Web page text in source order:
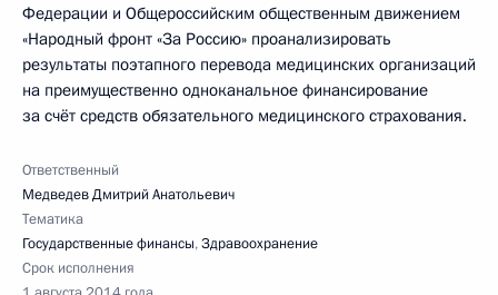
Федерации и Общероссийским общественным движением
«Народный фронт «За Россию» проанализировать
результаты поэтапного перевода медицинских организаций
на преимущественно одноканальное финансирование
за счёт средств обязательного медицинского страхования.
Ответственный
Медведев Дмитрий Анатольевич
Тематика
Государственные финансы,Здравоохранение
Срок исполнения